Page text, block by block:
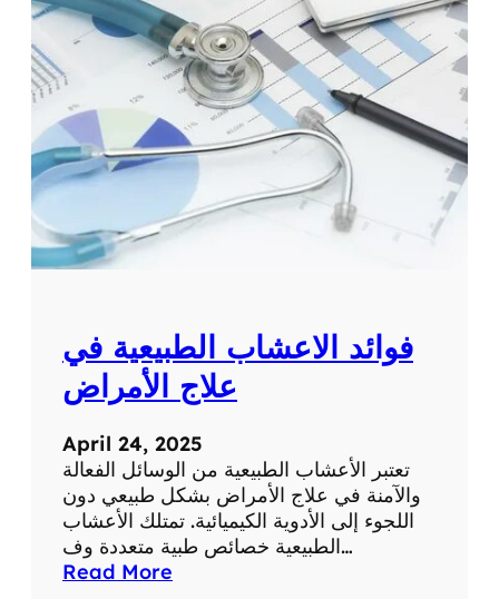
ا
ل
ع
ب
ي
د
و
ا
ؤ
ل
ل
ص
ا
ط
ر
ق
ل
ف
ع
ا
ل
ة
فوائد الاعشاب الطبيعية في
علاج الأمراض
April 24, 2025
تعتبر الأعشاب الطبيعية من الوسائل الفعالة
والآمنة في علاج الأمراض بشكل طبيعي دون
اللجوء إلى الأدوية الكيميائية. تمتلك الأعشاب
الطبيعية خصائص طبية متعددة وف…
Read More